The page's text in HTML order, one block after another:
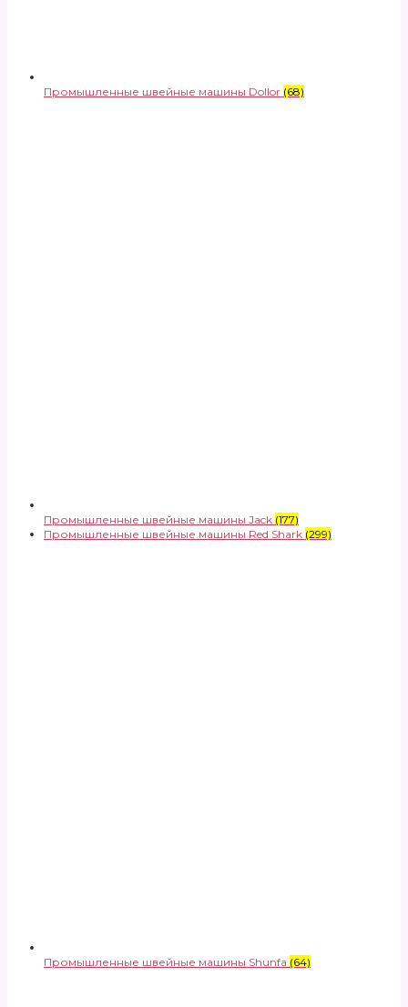
Промышленные швейные машины Dollor (68)
Промышленные швейные машины Jack (177)
Промышленные швейные машины Red Shark (299)
Промышленные швейные машины Shunfa (64)